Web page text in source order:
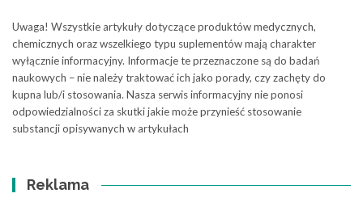
Uwaga! Wszystkie artykuły dotyczące produktów medycznych,
chemicznych oraz wszelkiego typu suplementów mają charakter
wyłącznie informacyjny. Informacje te przeznaczone są do badań
naukowych – nie należy traktować ich jako porady, czy zachęty do
kupna lub/i stosowania. Nasza serwis informacyjny nie ponosi
odpowiedzialności za skutki jakie może przynieść stosowanie
substancji opisywanych w artykułach
Reklama